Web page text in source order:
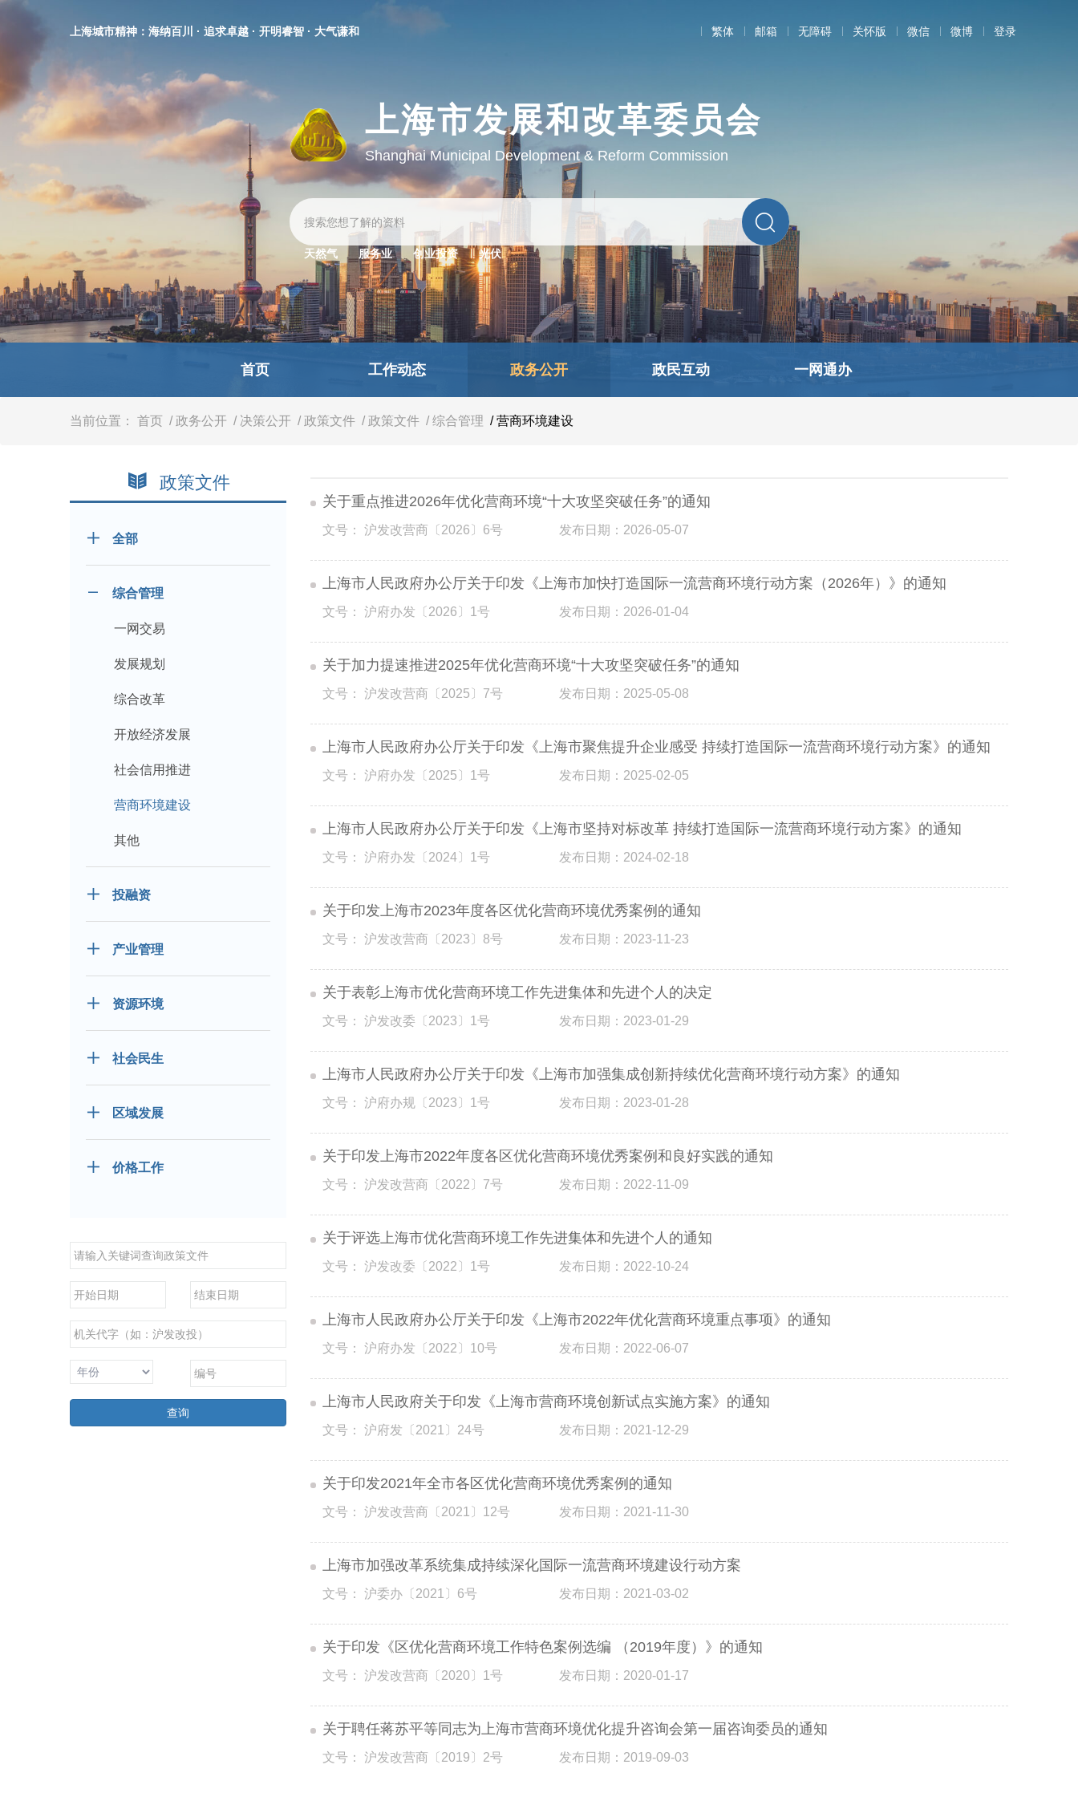
明
网
站
跳
到
主
要
内
域
上海城市精神：海纳百川 · 追求卓越 · 开明睿智 · 大气谦和 繁体 邮箱 无障碍 关怀版 微信 微博 登录
上海市发展和改革委员会
Shanghai Municipal Development & Reform Commission
天然气 服务业 创业投资 光伏
首页 工作动态 政务公开 政民互动 一网通办
当前位置： 首页 / 政务公开 / 决策公开 / 政策文件 / 政策文件 / 综合管理 / 营商环境建设
政策文件
全部
综合管理
一网交易
发展规划
综合改革
开放经济发展
社会信用推进
营商环境建设
其他
投融资
产业管理
资源环境
社会民生
区域发展
价格工作
查询
关于重点推进2026年优化营商环境“十大攻坚突破任务”的通知
文号： 沪发改营商〔2026〕6号 发布日期：2026-05-07
上海市人民政府办公厅关于印发《上海市加快打造国际一流营商环境行动方案（2026年）》的通知
文号： 沪府办发〔2026〕1号 发布日期：2026-01-04
关于加力提速推进2025年优化营商环境“十大攻坚突破任务”的通知
文号： 沪发改营商〔2025〕7号 发布日期：2025-05-08
上海市人民政府办公厅关于印发《上海市聚焦提升企业感受 持续打造国际一流营商环境行动方案》的通知
文号： 沪府办发〔2025〕1号 发布日期：2025-02-05
上海市人民政府办公厅关于印发《上海市坚持对标改革 持续打造国际一流营商环境行动方案》的通知
文号： 沪府办发〔2024〕1号 发布日期：2024-02-18
关于印发上海市2023年度各区优化营商环境优秀案例的通知
文号： 沪发改营商〔2023〕8号 发布日期：2023-11-23
关于表彰上海市优化营商环境工作先进集体和先进个人的决定
文号： 沪发改委〔2023〕1号 发布日期：2023-01-29
上海市人民政府办公厅关于印发《上海市加强集成创新持续优化营商环境行动方案》的通知
文号： 沪府办规〔2023〕1号 发布日期：2023-01-28
关于印发上海市2022年度各区优化营商环境优秀案例和良好实践的通知
文号： 沪发改营商〔2022〕7号 发布日期：2022-11-09
关于评选上海市优化营商环境工作先进集体和先进个人的通知
文号： 沪发改委〔2022〕1号 发布日期：2022-10-24
上海市人民政府办公厅关于印发《上海市2022年优化营商环境重点事项》的通知
文号： 沪府办发〔2022〕10号 发布日期：2022-06-07
上海市人民政府关于印发《上海市营商环境创新试点实施方案》的通知
文号： 沪府发〔2021〕24号 发布日期：2021-12-29
关于印发2021年全市各区优化营商环境优秀案例的通知
文号： 沪发改营商〔2021〕12号 发布日期：2021-11-30
上海市加强改革系统集成持续深化国际一流营商环境建设行动方案
文号： 沪委办〔2021〕6号 发布日期：2021-03-02
关于印发《区优化营商环境工作特色案例选编 （2019年度）》的通知
文号： 沪发改营商〔2020〕1号 发布日期：2020-01-17
关于聘任蒋苏平等同志为上海市营商环境优化提升咨询会第一届咨询委员的通知
文号： 沪发改营商〔2019〕2号 发布日期：2019-09-03